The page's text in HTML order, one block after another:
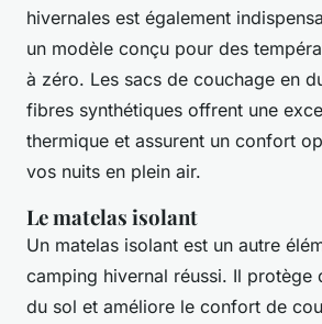
hivernales est également
un modèle conçu pour des
à zéro. Les sacs de couchage en
fibres synthétiques offrent une
thermique et assurent un confort
vos nuits en plein air.
Le matelas isolant
Un matelas isolant est un autre
camping hivernal réussi. Il protège
du sol et améliore le confort de